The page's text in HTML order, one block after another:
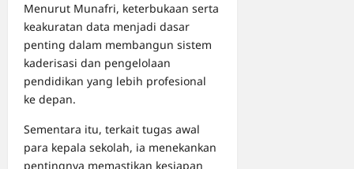
Menurut Munafri, keterbukaan serta
keakuratan data menjadi dasar
penting dalam membangun sistem
kaderisasi dan pengelolaan
pendidikan yang lebih profesional
ke depan.
Sementara itu, terkait tugas awal
para kepala sekolah, ia menekankan
pentingnya memastikan kesiapan